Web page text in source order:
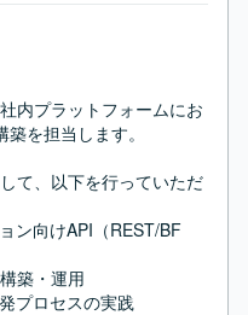
内プラットフォームにお
を担当します。
て、以下を行っていただ
ン向けAPI（REST/BF
築・運用
プロセスの実践